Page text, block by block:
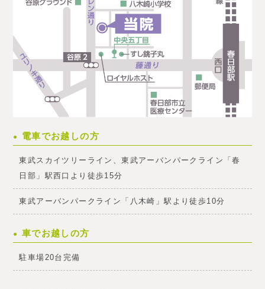
電車でお越しの方
東武スカイツリーライン、東武アーバンパークライン「春
日部」駅西口より徒歩15分
東武アーバンパークライン「八木崎」駅より徒歩10分
車でお越しの方
駐車場20台完備